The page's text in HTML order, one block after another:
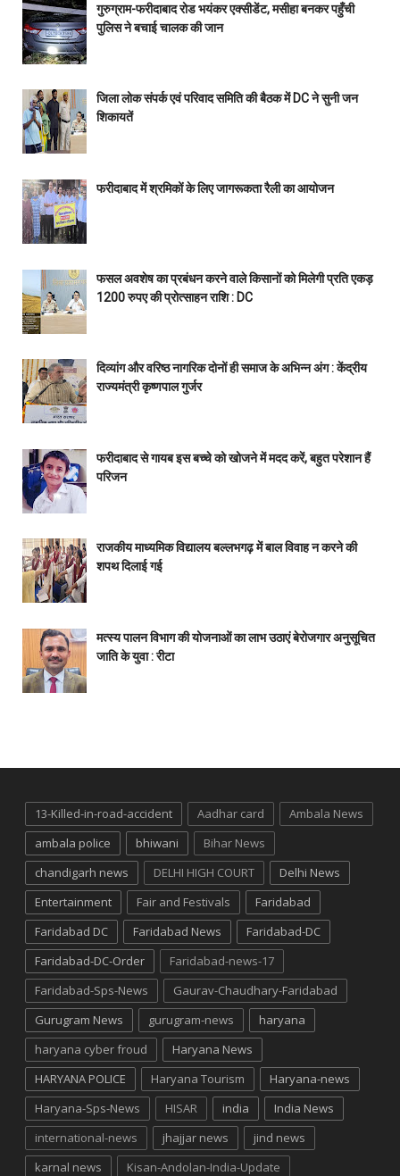
गुरुग्राम-फरीदाबाद रोड भयंकर एक्सीडेंट, मसीहा बनकर पहुँची
पुलिस ने बचाई चालक की जान
जिला लोक संपर्क एवं परिवाद समिति की बैठक में DC ने सुनी जन
शिकायतें
फरीदाबाद में श्रमिकों के लिए जागरूकता रैली का आयोजन
फसल अवशेष का प्रबंधन करने वाले किसानों को मिलेगी प्रति एकड़
1200 रुपए की प्रोत्साहन राशि : DC
दिव्यांग और वरिष्ठ नागरिक दोनों ही समाज के अभिन्न अंग : केंद्रीय
राज्यमंत्री कृष्णपाल गुर्जर
फरीदाबाद से गायब इस बच्चे को खोजने में मदद करें, बहुत परेशान हैं
परिजन
राजकीय माध्यमिक विद्यालय बल्लभगढ़ में बाल विवाह न करने की
शपथ दिलाई गई
मत्स्य पालन विभाग की योजनाओं का लाभ उठाएं बेरोजगार अनुसूचित
जाति के युवा : रीटा
13-Killed-in-road-accident Aadhar card
Ambala News
ambala police
bhiwani
Bihar News
chandigarh news
DELHI HIGH COURT
Delhi News
Entertainment
Fair and Festivals
Faridabad
Faridabad DC
Faridabad News
Faridabad-DC
Faridabad-DC-Order
Faridabad-news-17
Faridabad-Sps-News
Gaurav-Chaudhary-Faridabad
Gurugram News
gurugram-news
haryana
haryana cyber froud
Haryana News
HARYANA POLICE
Haryana Tourism
Haryana-news
Haryana-Sps-News
HISAR india
India News
international-news
jhajjar news
jind news
karnal news
Kisan-Andolan-India-Update